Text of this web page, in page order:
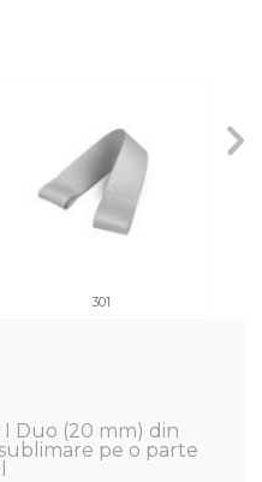
301
Duo (20 mm) din
pe o parte